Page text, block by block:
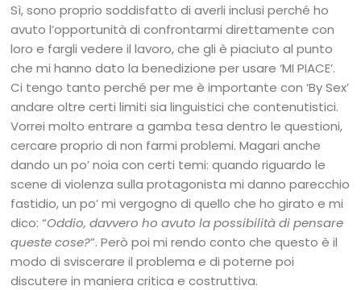
Sì, sono proprio soddisfatto di averli inclusi perché ho
avuto l’opportunità di confrontarmi direttamente con
loro e fargli vedere il lavoro, che gli è piaciuto al punto
che mi hanno dato la benedizione per usare ‘MI PIACE’.
Ci tengo tanto perché per me è importante con ‘By Sex’
andare oltre certi limiti sia linguistici che contenutistici.
Vorrei molto entrare a gamba tesa dentro le questioni,
cercare proprio di non farmi problemi. Magari anche
dando un po’ noia con certi temi: quando riguardo le
scene di violenza sulla protagonista mi danno parecchio
fastidio, un po’ mi vergogno di quello che ho girato e mi
dico: “Oddio, davvero ho avuto la possibilità di pensare
queste cose?”. Però poi mi rendo conto che questo è il
modo di sviscerare il problema e di poterne poi
discutere in maniera critica e costruttiva.